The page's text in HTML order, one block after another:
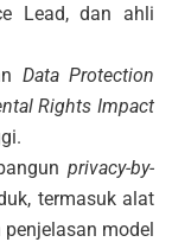
Lead, dan ahli
Data Protection
Rights Impact
privacy-by-
termasuk alat
penjelasan model